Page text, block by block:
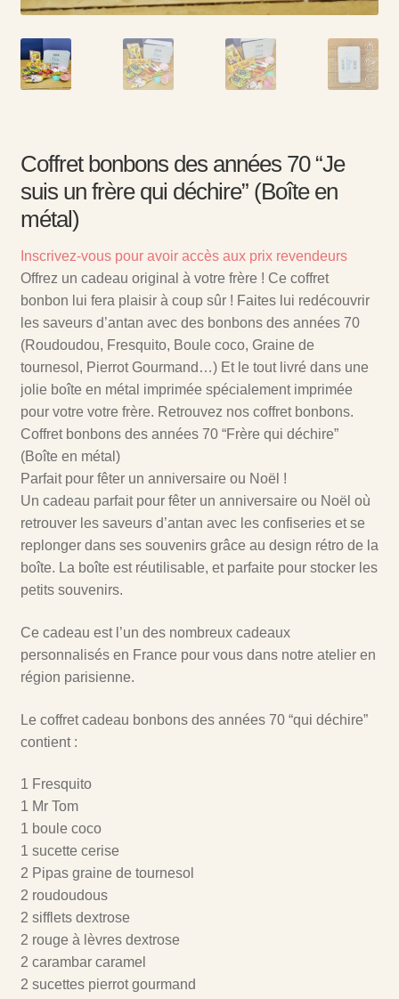
Coffret bonbons des années 70 “Je
suis un frère qui déchire” (Boîte en
métal)
Inscrivez-vous pour avoir accès aux prix revendeurs
Offrez un cadeau original à votre frère ! Ce coffret
bonbon lui fera plaisir à coup sûr ! Faites lui redécouvrir
les saveurs d’antan avec des bonbons des années 70
(Roudoudou, Fresquito, Boule coco, Graine de
tournesol, Pierrot Gourmand…) Et le tout livré dans une
jolie boîte en métal imprimée spécialement imprimée
pour votre votre frère. Retrouvez nos coffret bonbons.
Coffret bonbons des années 70 “Frère qui déchire”
(Boîte en métal)
Parfait pour fêter un anniversaire ou Noël !
Un cadeau parfait pour fêter un anniversaire ou Noël où
retrouver les saveurs d’antan avec les confiseries et se
replonger dans ses souvenirs grâce au design rétro de la
boîte. La boîte est réutilisable, et parfaite pour stocker les
petits souvenirs.
Ce cadeau est l’un des nombreux cadeaux
personnalisés en France pour vous dans notre atelier en
région parisienne.
Le coffret cadeau bonbons des années 70 “qui déchire”
contient :
1 Fresquito
1 Mr Tom
1 boule coco
1 sucette cerise
2 Pipas graine de tournesol
2 roudoudous
2 sifflets dextrose
2 rouge à lèvres dextrose
2 carambar caramel
2 sucettes pierrot gourmand